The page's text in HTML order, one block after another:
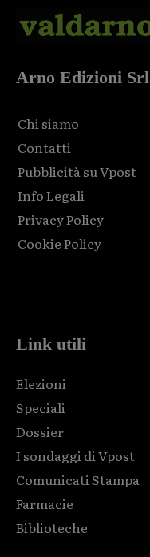
Arno Edizioni Srl
Chi siamo
Contatti
Pubblicità su Vpost
Info Legali
Privacy Policy
Cookie Policy
Link utili
Elezioni
Speciali
Dossier
I sondaggi di Vpost
Comunicati Stampa
Farmacie
Biblioteche